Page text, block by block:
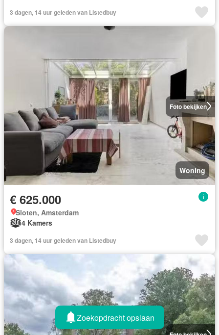
3 dagen, 14 uur geleden van Listedbuy
Foto bekijken
Woning
€ 625.000
Sloten, Amsterdam
4 Kamers
3 dagen, 14 uur geleden van Listedbuy
Zoekopdracht opslaan